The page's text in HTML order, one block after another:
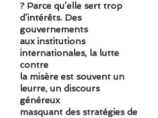
? Parce qu’elle sert trop
d’intérêts. Des
gouvernements
aux institutions
internationales, la lutte
contre
la misère est souvent un
leurre, un discours
généreux
masquant des stratégies de